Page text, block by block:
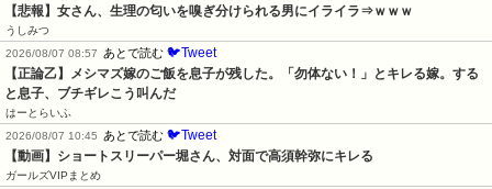
【悲報】女さん、生理の匂いを嗅ぎ分けられる男にイライラ⇒ｗｗｗ
うしみつ
2026/08/07 08:57
あとで読む 🐦Tweet
【正論乙】メシマズ嫁のご飯を息子が残した。「勿体ない！」とキレる嫁。する
と息子、ブチギレこう叫んだ
はーとらいふ
2026/08/07 10:45
あとで読む 🐦Tweet
【動画】ショートスリーパー堀さん、対面で高須幹弥にキレる
ガールズVIPまとめ